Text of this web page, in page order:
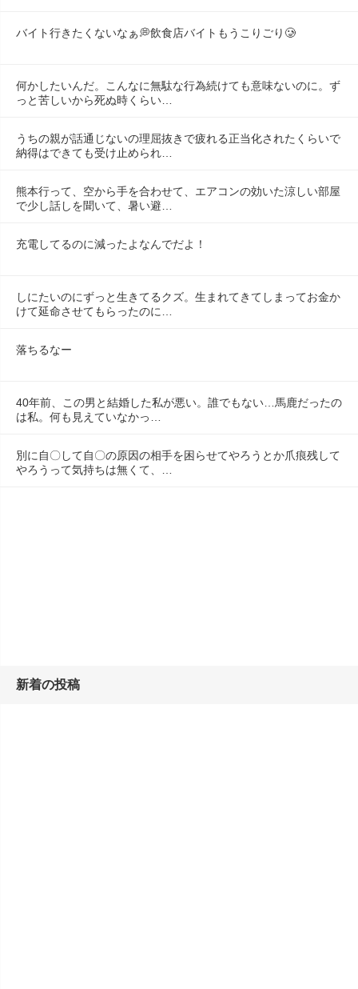
バイト行きたくないなぁ💭飲食店バイトもうこりごり🥲
何かしたいんだ。こんなに無駄な行為続けても意味ないのに。ず
っと苦しいから死ぬ時くらい…
うちの親が話通じないの理屈抜きで疲れる正当化されたくらいで
納得はできても受け止められ…
熊本行って、空から手を合わせて、エアコンの効いた涼しい部屋
で少し話しを聞いて、暑い避…
充電してるのに減ったよなんでだよ！
しにたいのにずっと生きてるクズ。生まれてきてしまってお金か
けて延命させてもらったのに…
落ちるなー
40年前、この男と結婚した私が悪い。誰でもない…馬鹿だったの
は私。何も見えていなかっ…
別に自〇して自〇の原因の相手を困らせてやろうとか爪痕残して
やろうって気持ちは無くて、…
新着の投稿